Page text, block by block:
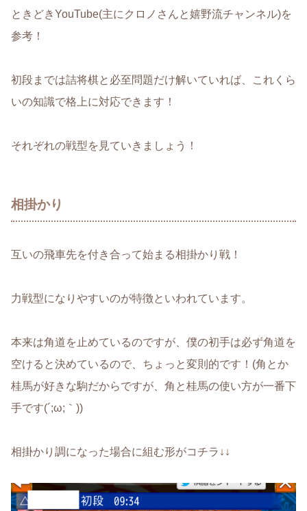
ときどきYouTube(主にクロノさんと嬉野流チャンネル)を
参考！
初段までは詰将棋と必至問題だけ解いていれば、これくら
いの知識で格上に対応できます！
それぞれの戦型を見ていきましょう！
相掛かり
互いの飛車先を付き合って始まる相掛かり戦！
力戦型になりやすいのが特徴といわれています。
本来は角道を止めているのですが、僕の初手は必ず角道を
空けると決めているので、ちょっと変則的です！(角とか
桂馬が好きな駒だからですが、角と桂馬の使い方が一番下
手です(´;ω;｀))
相掛かり調になった場合に組む形がコチラ↓↓